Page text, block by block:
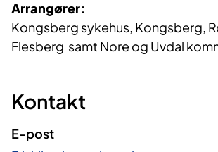
Arrangører:
Kongsberg sykehus, Kongsberg,
Flesberg samt Nore og Uvdal
Kontakt
E-post